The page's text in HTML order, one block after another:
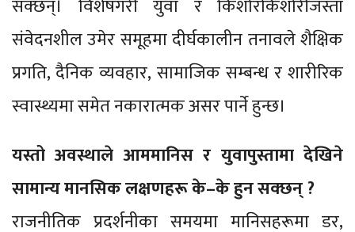
सक्छन्। विशेषगरी युवा र किशोरकिशोरीजस्ता
संवेदनशील उमेर समूहमा दीर्घकालीन तनावले शैक्षिक
प्रगति, दैनिक व्यवहार, सामाजिक सम्बन्ध र शारीरिक
स्वास्थ्यमा समेत नकारात्मक असर पार्ने हुन्छ।
यस्तो अवस्थाले आममानिस र युवापुस्तामा देखिने
सामान्य मानसिक लक्षणहरू के–के हुन सक्छन् ?
राजनीतिक प्रदर्शनीका समयमा मानिसहरूमा डर,